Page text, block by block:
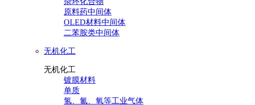
原料药中间体
OLED材料中间体
二苯胺类中间体
无机化工
无机化工
镀膜材料
单质
氢、氮、氧等工业气体